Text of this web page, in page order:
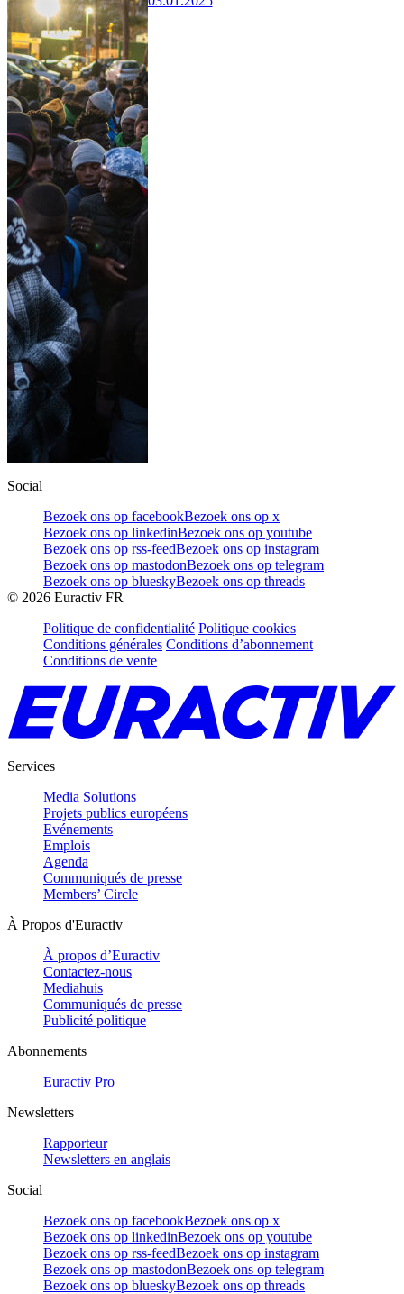
Social
Bezoek ons op facebookBezoek ons op x
Bezoek ons op linkedinBezoek ons op youtube
Bezoek ons op rss-feedBezoek ons op instagram
Bezoek ons op mastodonBezoek ons op telegram
Bezoek ons op blueskyBezoek ons op threads
© 2026 Euractiv FR
Politique de confidentialité Politique cookies
Conditions générales Conditions d’abonnement
Conditions de vente
Services
Media Solutions
Projets publics européens
Evénements
Emplois
Agenda
Communiqués de presse
Members’ Circle
À Propos d'Euractiv
À propos d’Euractiv
Contactez-nous
Mediahuis
Communiqués de presse
Publicité politique
Abonnements
Euractiv Pro
Newsletters
Rapporteur
Newsletters en anglais
Social
Bezoek ons op facebookBezoek ons op x
Bezoek ons op linkedinBezoek ons op youtube
Bezoek ons op rss-feedBezoek ons op instagram
Bezoek ons op mastodonBezoek ons op telegram
Bezoek ons op blueskyBezoek ons op threads